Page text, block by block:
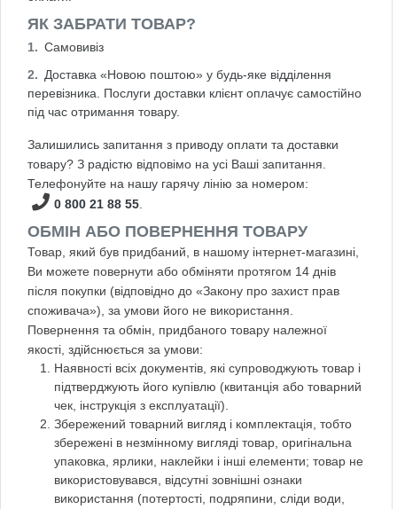
ЯК ЗАБРАТИ ТОВАР?
Самовивіз
Доставка «Новою поштою» у будь-яке відділення
перевізника. Послуги доставки клієнт оплачує самостійно
під час отримання товару.
Залишились запитання з приводу оплати та доставки
товару? З радістю відповімо на усі Ваші запитання.
Телефонуйте на нашу гарячу лінію за номером:
0 800 21 88 55
ОБМІН АБО ПОВЕРНЕННЯ ТОВАРУ
Товар, який був придбаний, в нашому інтернет-магазині,
Ви можете повернути або обміняти протягом 14 днів
після покупки (відповідно до «Закону про захист прав
споживача»), за умови його не використання.
Повернення та обмін, придбаного товару належної
якості, здійснюється за умови:
Наявності всіх документів, які супроводжують товар і
підтверджують його купівлю (квитанція або товарний
чек, інструкція з експлуатації).
Збережений товарний вигляд і комплектація, тобто
збережені в незмінному вигляді товар, оригінальна
упаковка, ярлики, наклейки і інші елементи; товар не
використовувався, відсутні зовнішні ознаки
використання (потертості, подряпини, сліди води,